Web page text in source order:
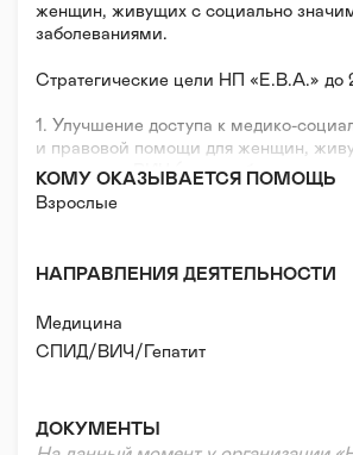
женщин, живущих с социально
заболеваниями.
Стратегические цели НП «Е.В.А.» до
1. Улучшение доступа к медико-
и правовой помощи для женщин,
уязвимых к ВИЧ (секс-работницы,
употребляющие наркотики,
ближайшем окружении которых есть
женщин, затронутых эпидемией ВИЧ.
КОМУ ОКАЗЫВАЕТСЯ ПОМОЩЬ
Взрослые
НАПРАВЛЕНИЯ ДЕЯТЕЛЬНОСТИ
Медицина
СПИД/ВИЧ/Гепатит
ДОКУМЕНТЫ